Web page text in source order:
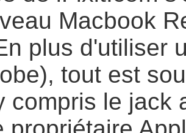
Macbook
plus d'utiliser
tout est
compris le jack